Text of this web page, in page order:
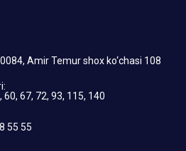
Amir Temur shox ko‘chasi 108
60, 67, 72, 93, 115, 140
55 55